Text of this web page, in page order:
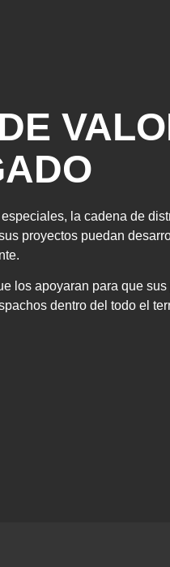
la cadena de
proyectos puedan
los apoyaran para que sus
dentro del todo el